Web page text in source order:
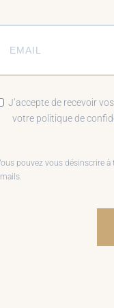
J’accepte de recevoir
votre politique de
pouvez vous désinscrire